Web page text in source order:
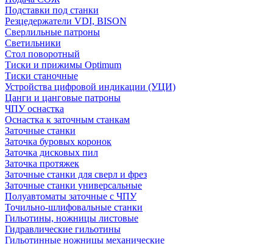
Подставки под станки
Резцедержатели VDI, BISON
Сверлильные патроны
Светильники
Стол поворотный
Тиски и прижимы Optimum
Тиски станочные
Устройства цифровой индикации (УЦИ)
Цанги и цанговые патроны
ЧПУ оснастка
Оснастка к заточным станкам
Заточные станки
Заточка буровых коронок
Заточка дисковых пил
Заточка протяжек
Заточные станки для сверл и фрез
Заточные станки универсальные
Полуавтоматы заточные с ЧПУ
Точильно-шлифовальные станки
Гильотины, ножницы листовые
Гидравлические гильотины
Гильотинные ножницы механические